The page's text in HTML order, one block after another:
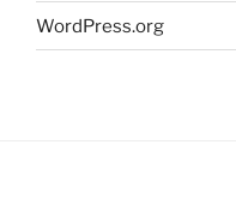
WordPress.org